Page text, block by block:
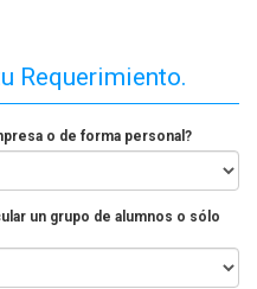
Requerimiento.
o de forma personal?
un grupo de alumnos o sólo